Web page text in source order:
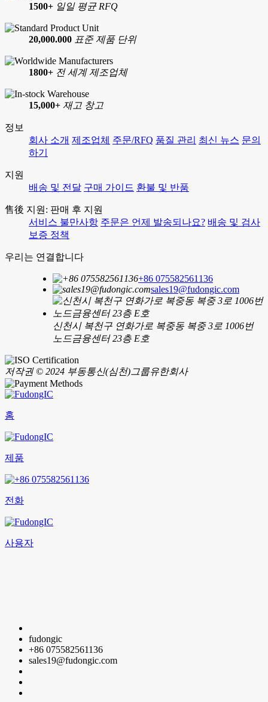
1500+ 일일 평균 RFQ
20,000.000 표준 제품 단위
1800+ 전 세계 제조업체
15,000+ 재고 창고
정보
회사 소개 제조업체 주문/RFQ 품질 관리 최신 뉴스 문의
하기
지원
배송 및 전달 구매 가이드 환불 및 반품
售後 지원: 판매 후 지원
서비스 불만사항 주문은 언제 발송되나요? 배송 및 검사
보증 정책
우리는 연결합니다
+86 075582561136
sales19@fudongic.com
신천시 복천구 연화가로 복중동 복중 3로 1006번
노드금융센터 23층 E호
저작권 © 2024 부동통신(심천)그룹유한회사
홈
제품
전화
사용자
fudongic
+86 075582561136
sales19@fudongic.com